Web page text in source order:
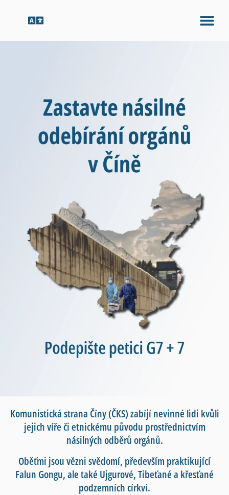
Komunistická strana Číny (ČKS) zabíjí nevinné lidi kvůli
jejich víře či etnickému původu prostřednictvím
násilných odběrů orgánů.
Oběťmi jsou vězni svědomí, především praktikující
Falun Gongu, ale také Ujgurové, Tibeťané a křesťané
podzemních církví.